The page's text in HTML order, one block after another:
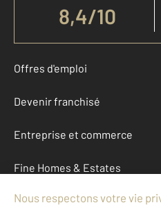
8,4/10
Offres d'emploi
Devenir franchisé
Entreprise et commerce
Fine Homes & Estates
À propos